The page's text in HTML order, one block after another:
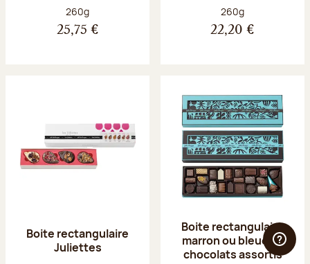
Poids net :
260g
25,75 €
Poids net :
260g
22,20 €
Boite rectangulaire
Juliettes
Boite rectangulaire
marron ou bleue 23
chocolats assortis